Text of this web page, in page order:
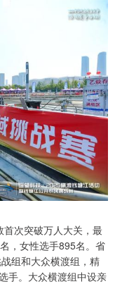
次突破万人大关，最
，女性选手895名。省
组和大众横渡组，精
手。大众横渡组中设亲